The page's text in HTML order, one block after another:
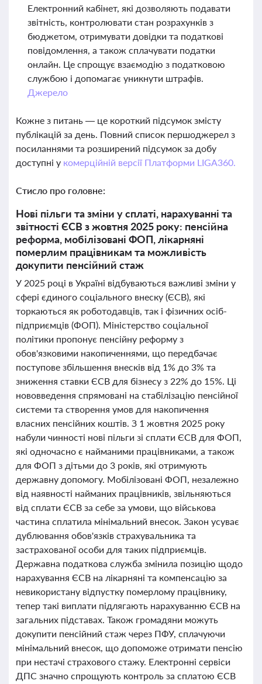
Електронний кабінет, які дозволяють подавати
звітність, контролювати стан розрахунків з
бюджетом, отримувати довідки та податкові
повідомлення, а також сплачувати податки
онлайн. Це спрощує взаємодію з податковою
службою і допомагає уникнути штрафів.
Джерело
Кожне з питань — це короткий підсумок змісту
публікацій за день. Повний список першоджерел з
посиланнями та розширений підсумок за добу
доступні у комерційній версії Платформи LIGA360.
Стисло про головне:
Нові пільги та зміни у сплаті, нарахуванні та
звітності ЄСВ з жовтня 2025 року: пенсійна
реформа, мобілізовані ФОП, лікарняні
померлим працівникам та можливість
докупити пенсійний стаж
У 2025 році в Україні відбуваються важливі зміни у
сфері єдиного соціального внеску (ЄСВ), які
торкаються як роботодавців, так і фізичних осіб-
підприємців (ФОП). Міністерство соціальної
політики пропонує пенсійну реформу з
обов'язковими накопиченнями, що передбачає
поступове збільшення внесків від 1% до 3% та
зниження ставки ЄСВ для бізнесу з 22% до 15%. Ці
нововведення спрямовані на стабілізацію пенсійної
системи та створення умов для накопичення
власних пенсійних коштів. З 1 жовтня 2025 року
набули чинності нові пільги зі сплати ЄСВ для ФОП,
які одночасно є найманими працівниками, а також
для ФОП з дітьми до 3 років, які отримують
державну допомогу. Мобілізовані ФОП, незалежно
від наявності найманих працівників, звільняються
від сплати ЄСВ за себе за умови, що військова
частина сплатила мінімальний внесок. Закон усуває
дублювання обов'язків страхувальника та
застрахованої особи для таких підприємців.
Державна податкова служба змінила позицію щодо
нарахування ЄСВ на лікарняні та компенсацію за
невикористану відпустку померлому працівнику,
тепер такі виплати підлягають нарахуванню ЄСВ на
загальних підставах. Також громадяни можуть
докупити пенсійний стаж через ПФУ, сплачуючи
мінімальний внесок, що допоможе отримати пенсію
при нестачі страхового стажу. Електронні сервіси
ДПС значно спрощують контроль за сплатою ЄСВ